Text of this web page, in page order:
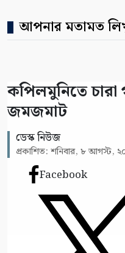
আপনার মতামত
কপিলমুনিতে চারা
জমজমাট
ডেস্ক নিউজ
প্রকাশিত: শনিবার, ৮ আগস্ট,
Facebook